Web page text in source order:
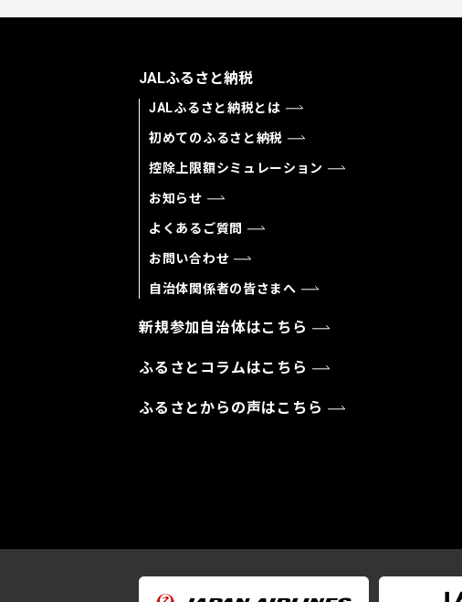
JALふるさと納税
JALふるさと納税とは
初めてのふるさと納税
控除上限額シミュレーション
お知らせ
よくあるご質問
お問い合わせ
自治体関係者の皆さまへ
新規参加自治体はこちら
ふるさとコラムはこちら
ふるさとからの声はこちら